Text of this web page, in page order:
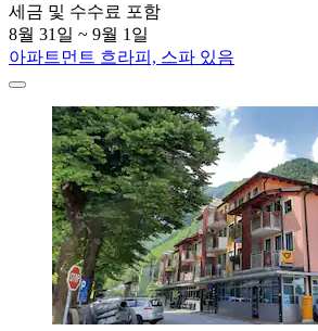
세금 및 수수료 포함
8월 31일 ~ 9월 1일
아파트먼트 흐라피, 스파 있음